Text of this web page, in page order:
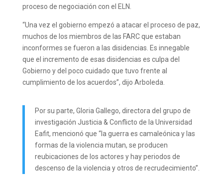
proceso de negociación con el ELN.
“Una vez el gobierno empezó a atacar el proceso de paz,
muchos de los miembros de las FARC que estaban
inconformes se fueron a las disidencias. Es innegable
que el incremento de esas disidencias es culpa del
Gobierno y del poco cuidado que tuvo frente al
cumplimiento de los acuerdos”, dijo Arboleda.
Por su parte, Gloria Gallego, directora del grupo de
investigación Justicia & Conflicto de la Universidad
Eafit, mencionó que “la guerra es camaleónica y las
formas de la violencia mutan, se producen
reubicaciones de los actores y hay periodos de
descenso de la violencia y otros de recrudecimiento”.